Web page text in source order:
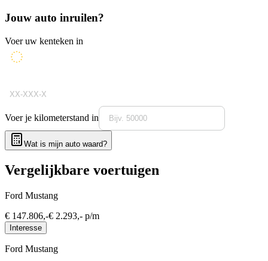
Jouw auto inruilen?
Voer uw kenteken in
Voer je kilometerstand in
Wat is mijn auto waard?
Vergelijkbare voertuigen
Ford Mustang
€ 147.806,-€ 2.293,- p/m
Interesse
Ford Mustang